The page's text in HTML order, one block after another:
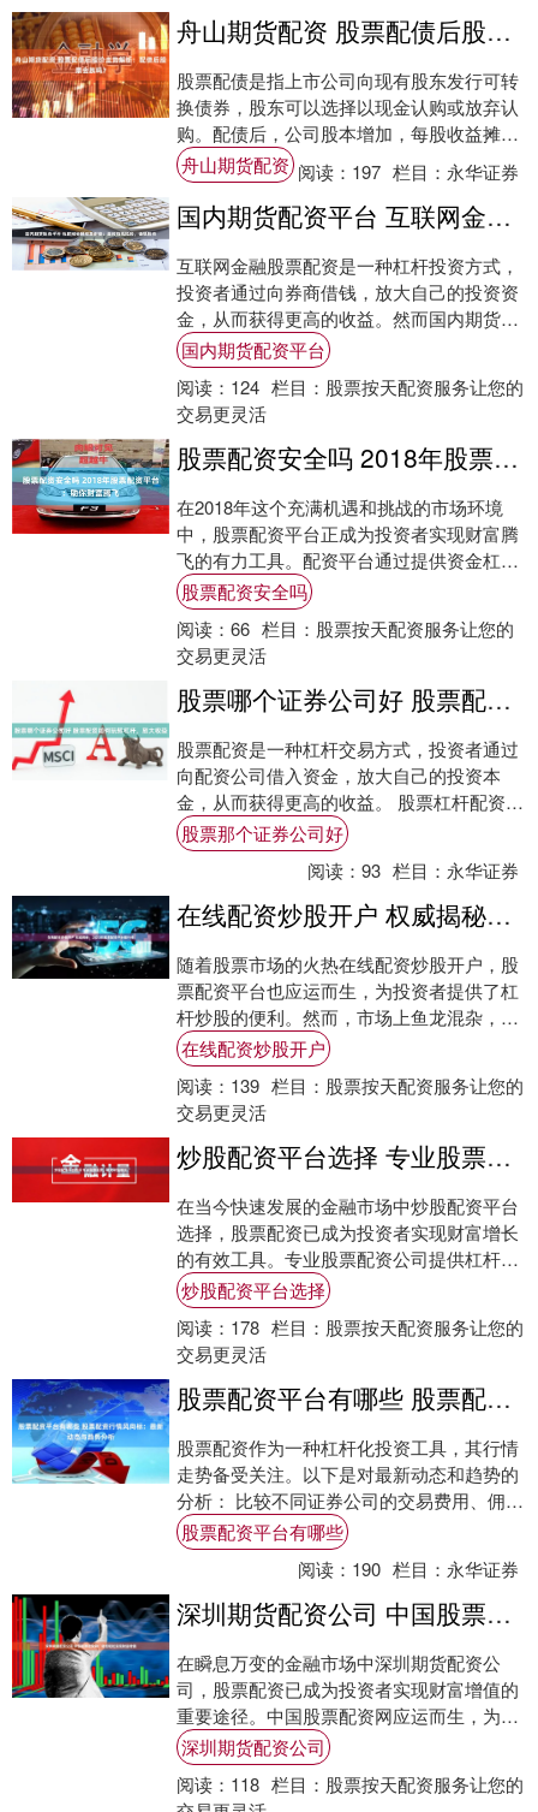
舟山期货配资 股票配债后股价走势解析：配债后股票会跌吗？
股票配债是指上市公司向现有股东发行可转
换债券，股东可以选择以现金认购或放弃认
购。配债后，公司股本增加，每股收益摊
薄，理论上会对股价产生负面影响。 通过中
国期货配....
舟山期货配资 阅读： 197 栏目： 永华证券
国内期货配资平台 互联网金融股票配资：高收益高风险，谨慎投资
互联网金融股票配资是一种杠杆投资方式，
投资者通过向券商借钱，放大自己的投资资
金，从而获得更高的收益。然而国内期货配
资平台，配资也伴随着更高的风险。 股票配
资交易....
国内期货配资平台
阅读： 124 栏目： 股票按天配资服务让您的
交易更灵活
股票配资安全吗 2018年股票配资平台：助你财富腾飞
在2018年这个充满机遇和挑战的市场环境
中，股票配资平台正成为投资者实现财富腾
飞的有力工具。配资平台通过提供资金杠
杆，放大投资者的资金规模股票配资安全
吗，让他们....
股票配资安全吗
阅读： 66 栏目： 股票按天配资服务让您的
交易更灵活
股票哪个证券公司好 股票配资如何玩转杠杆，放大收益
股票配资是一种杠杆交易方式，投资者通过
向配资公司借入资金，放大自己的投资本
金，从而获得更高的收益。 股票杠杆配资平
台是一种提供股票杠杆配资服务的平台。股
票杠杆配....
股票那个证券公司好
阅读：93 栏目： 永华证券
在线配资炒股开户 权威揭秘：2023年股票配资平台排行榜
随着股票市场的火热在线配资炒股开户，股
票配资平台也应运而生，为投资者提供了杠
杆炒股的便利。然而，市场上鱼龙混杂，选
择一家安全可靠的配资平台至关重要。 配资
股票网....
在线配资炒股开户
阅读： 139 栏目： 股票按天配资服务让您的
交易更灵活
炒股配资平台选择 专业股票配资，助力财富增长
在当今快速发展的金融市场中炒股配资平台
选择，股票配资已成为投资者实现财富增长
的有效工具。专业股票配资公司提供杠杆资
金，放大投资者的资金规模，从而提升潜在
收益。 ....
炒股配资平台选择
阅读： 178 栏目： 股票按天配资服务让您的
交易更灵活
股票配资平台有哪些 股票配资行情风向标：最新动态与趋势分析
股票配资作为一种杠杆化投资工具，其行情
走势备受关注。以下是对最新动态和趋势的
分析： 比较不同证券公司的交易费用、佣金
和账户管理费。选择费用较低的公司可以节
省您的....
股票配资平台有哪些
阅读： 190 栏目： 永华证券
深圳期货配资公司 中国股票配资网：助您轻松实现财富增值
在瞬息万变的金融市场中深圳期货配资公
司，股票配资已成为投资者实现财富增值的
重要途径。中国股票配资网应运而生，为投
资者提供专业、便捷的配资服务。 * **放大
资金....
深圳期货配资公司
阅读： 118 栏目： 股票按天配资服务让您的